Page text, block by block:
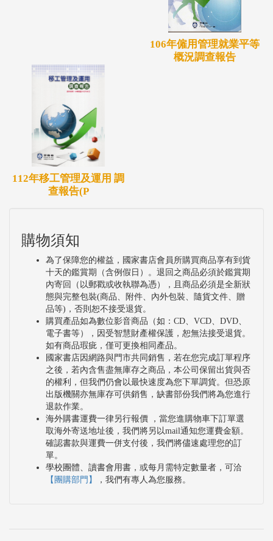
106年僱用管理就業平等
概況調查報告
112年移工管理及運用 調
查報告(P
購物須知
為了保障您的權益，國家書店會員所購買商品享有到貨
十天的鑑賞期（含例假日）。退回之商品必須於鑑賞期
內寄回（以郵戳或收執聯為憑），且商品必須是全新狀
態與完整包裝(商品、附件、內外包裝、隨貨文件、贈
品等)，否則恕不接受退貨。
購買產品如為數位影音商品（如：CD、VCD、DVD、
電子書等），因受智慧財產權保護，恕無法接受退貨。
如有商品瑕疵，僅可更換相同產品。
國家書店因網路與門市共同銷售，若在您完成訂單程序
之後，若內含售盡無庫存之商品，本公司保留出貨與否
的權利，但我們仍會以最快速度為您下單調貨。但恐原
出版機關亦無庫存可供銷售，缺書部份我們將為您進行
退款作業。
海外購書運費一律另行報價 ，當您進購物車下訂單選
取海外寄送地址後，我們將另以mail通知您運費金額。
確認書款與運費一併支付後，我們將儘速處理您的訂
單。
學校團體、讀書會用書，或每月需特定數量者，可洽
【團購部門】
，我們有專人為您服務。